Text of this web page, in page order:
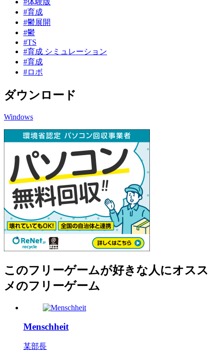
#育成
#鬱展開
#鬱
#TS
#育成 シミュレーション
#育成
#ロボ
ダウンロード
Windows
このフリーゲームが好きな人にオスス
メのフリーゲーム
Menschheit
某部長